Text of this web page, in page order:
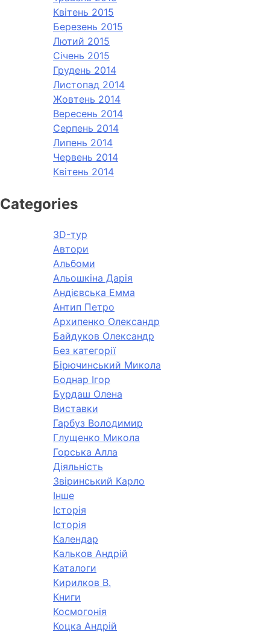
Квітень 2015
Березень 2015
Лютий 2015
Січень 2015
Грудень 2014
Листопад 2014
Жовтень 2014
Вересень 2014
Серпень 2014
Липень 2014
Червень 2014
Квітень 2014
Categories
3D-тур
Автори
Альбоми
Альошкіна Дарія
Андієвська Емма
Антип Петро
Архипенко Олександр
Байдуков Олександр
Без категорії
Бірючинський Микола
Боднар Ігор
Бурдаш Олена
Виставки
Гарбуз Володимир
Глущенко Микола
Горська Алла
Діяльність
Звіринський Карло
Інше
Історія
Історія
Календар
Кальков Андрій
Каталоги
Кирилков В.
Книги
Космогонія
Коцка Андрій